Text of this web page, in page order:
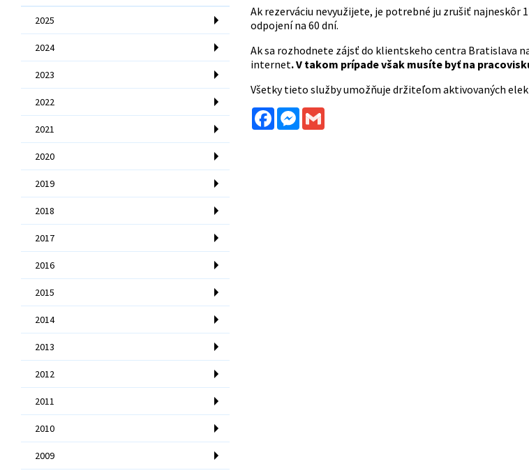
2025
2024
2023
2022
2021
2020
2019
2018
2017
2016
2015
2014
2013
2012
2011
2010
2009
Ak rezerváciu nevyužijete, je potrebné ju zrušiť najneskôr
odpojení na 60 dní.
Ak sa rozhodnete zájsť do klientskeho centra Bratislava
internet. V takom prípade však musíte byť na
Všetky tieto služby umožňuje držiteľom aktivovaných
FacebookMessenger
Gmail